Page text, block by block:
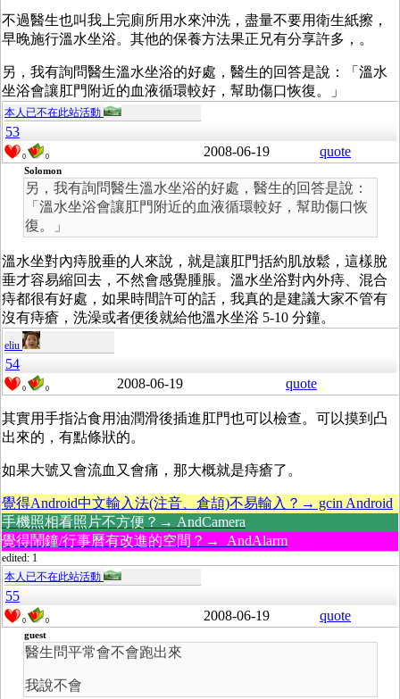
不過醫生也叫我上完廁所用水來沖洗，盡量不要用衛生紙擦，
早晚施行溫水坐浴。其他的保養方法果正兄有分享許多，。
另，我有詢問醫生溫水坐浴的好處，醫生的回答是說：「溫水
坐浴會讓肛門附近的血液循環較好，幫助傷口恢復。」
本人已不在此站活動
53
0 0 2008-06-19 quote
Solomon
另，我有詢問醫生溫水坐浴的好處，醫生的回答是說：
「溫水坐浴會讓肛門附近的血液循環較好，幫助傷口恢
復。」
溫水坐對內痔脫垂的人來說，就是讓肛門括約肌放鬆，這樣脫
垂才容易縮回去，不然會感覺腫脹。溫水坐浴對內外痔、混合
痔都很有好處，如果時間許可的話，我真的是建議大家不管有
沒有痔瘡，洗澡或者便後就給他溫水坐浴 5-10 分鐘。
eliu
54
0 0 2008-06-19 quote
其實用手指沾食用油潤滑後插進肛門也可以檢查。可以摸到凸
出來的，有點條狀的。
如果大號又會流血又會痛，那大概就是痔瘡了。
覺得Android中文輸入法(注音、倉頡)不易輸入？→ gcin Android
手機照相看照片不方便？→ AndCamera
覺得鬧鐘/行事曆有改進的空間？→ AndAlarm
edited: 1
本人已不在此站活動
55
0 0 2008-06-19 quote
guest
醫生問平常會不會跑出來
我說不會